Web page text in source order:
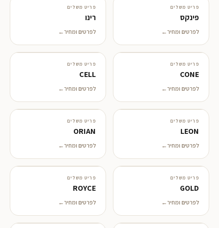
פריט משלים
פינקס
לפרטים ומחיר
פריט משלים
רינו
לפרטים ומחיר
פריט משלים
CONE
לפרטים ומחיר
פריט משלים
CELL
לפרטים ומחיר
פריט משלים
LEON
לפרטים ומחיר
פריט משלים
ORIAN
לפרטים ומחיר
פריט משלים
GOLD
לפרטים ומחיר
פריט משלים
ROYCE
לפרטים ומחיר